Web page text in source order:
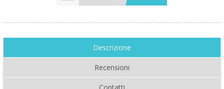
Descrizione
Recensioni
Contatti